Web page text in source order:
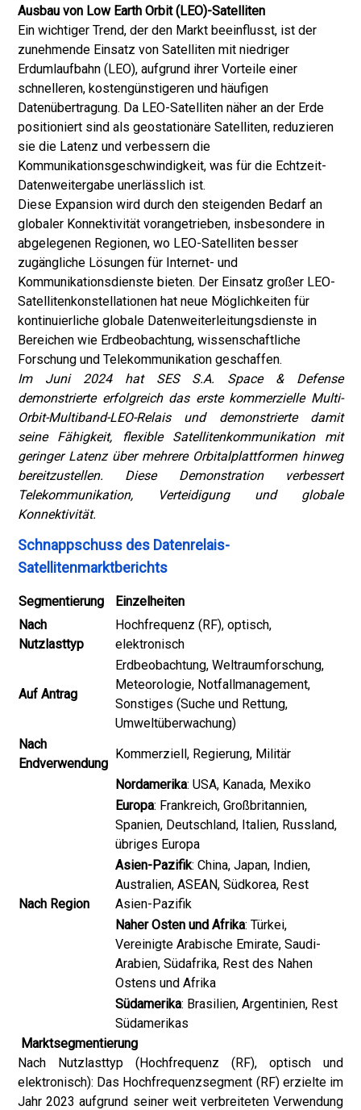
Ausbau von Low Earth Orbit (LEO)-Satelliten
Ein wichtiger Trend, der den Markt beeinflusst, ist der
zunehmende Einsatz von Satelliten mit niedriger
Erdumlaufbahn (LEO), aufgrund ihrer Vorteile einer
schnelleren, kostengünstigeren und häufigen
Datenübertragung. Da LEO-Satelliten näher an der Erde
positioniert sind als geostationäre Satelliten, reduzieren
sie die Latenz und verbessern die
Kommunikationsgeschwindigkeit, was für die Echtzeit-
Datenweitergabe unerlässlich ist.
Diese Expansion wird durch den steigenden Bedarf an
globaler Konnektivität vorangetrieben, insbesondere in
abgelegenen Regionen, wo LEO-Satelliten besser
zugängliche Lösungen für Internet- und
Kommunikationsdienste bieten. Der Einsatz großer LEO-
Satellitenkonstellationen hat neue Möglichkeiten für
kontinuierliche globale Datenweiterleitungsdienste in
Bereichen wie Erdbeobachtung, wissenschaftliche
Forschung und Telekommunikation geschaffen.
Im Juni 2024 hat SES S.A.
Space & Defense
demonstrierte erfolgreich das erste kommerzielle Multi-
Orbit-Multiband-LEO-Relais und demonstrierte damit
seine Fähigkeit, flexible Satellitenkommunikation mit
geringer Latenz über mehrere Orbitalplattformen hinweg
bereitzustellen. Diese Demonstration verbessert
Telekommunikation, Verteidigung und globale
Konnektivität.
Schnappschuss des Datenrelais-
Satellitenmarktberichts
Segmentierung
Einzelheiten
Nach
Nutzlasttyp
Hochfrequenz (RF), optisch,
elektronisch
Auf Antrag
Erdbeobachtung, Weltraumforschung,
Meteorologie, Notfallmanagement,
Sonstiges (Suche und Rettung,
Umweltüberwachung)
Nach
Endverwendung
Kommerziell, Regierung, Militär
Nach Region
Nordamerika: USA, Kanada, Mexiko
Europa: Frankreich, Großbritannien,
Spanien, Deutschland, Italien, Russland,
übriges Europa
Asien-Pazifik: China, Japan, Indien,
Australien, ASEAN, Südkorea, Rest
Asien-Pazifik
Naher Osten und Afrika: Türkei,
Vereinigte Arabische Emirate, Saudi-
Arabien, Südafrika, Rest des Nahen
Ostens und Afrika
Südamerika: Brasilien, Argentinien, Rest
Südamerikas
Marktsegmentierung
Nach Nutzlasttyp (Hochfrequenz (RF), optisch und
elektronisch): Das Hochfrequenzsegment (RF) erzielte im
Jahr 2023 aufgrund seiner weit verbreiteten Verwendung